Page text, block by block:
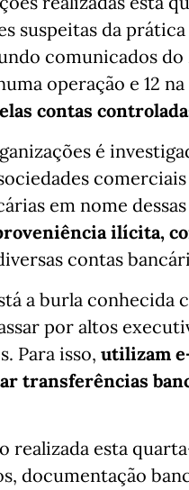
suspeitas da
comunicados
numa operação e 12
contas
é
em nome
ilícita,
contas
a burla conhecida
por altos
Para isso, utilizam
transferências
realizada esta
documentação